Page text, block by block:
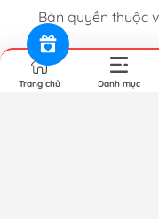
Bản quyền thuộc
Trang chủ Danh mục